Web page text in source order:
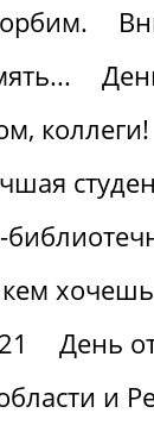
коллеги!
День
и